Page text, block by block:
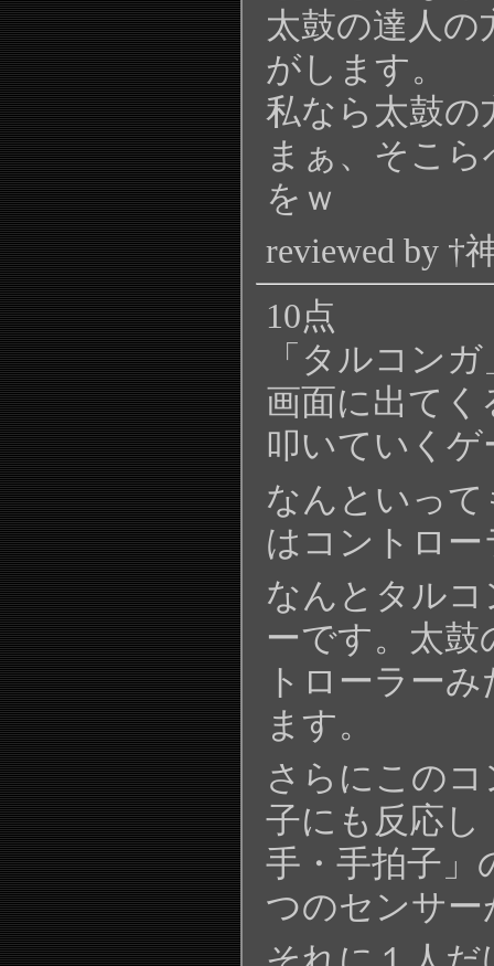
太鼓の達人
がします。
私なら太鼓の
まぁ、そこ
をｗ
reviewed by †
10点
「タルコン
画面に出て
叩いていく
なんといっ
はコントロ
なんとタル
ーです。太
トローラー
ます。
さらにこの
子にも反応し
手・手拍子」
つのセンサ